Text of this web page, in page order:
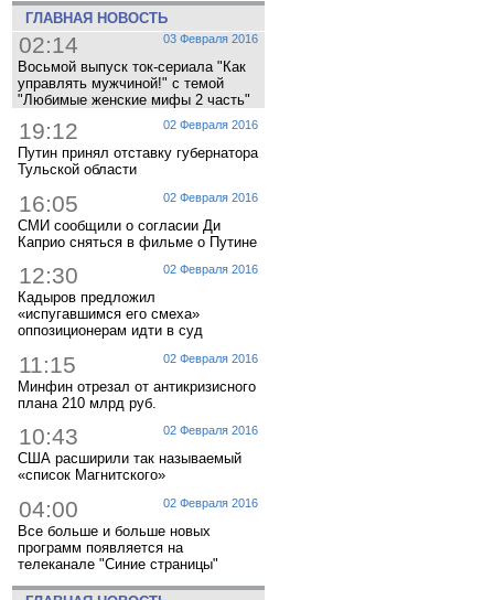
ГЛАВНАЯ НОВОСТЬ
03 Февраля 2016
02:14
Восьмой выпуск ток-сериала "Как
управлять мужчиной!" с темой
"Любимые женские мифы 2 часть"
02 Февраля 2016
19:12
Путин принял отставку губернатора
Тульской области
02 Февраля 2016
16:05
СМИ сообщили о согласии Ди
Каприо сняться в фильме о Путине
02 Февраля 2016
12:30
Кадыров предложил
«испугавшимся его смеха»
оппозиционерам идти в суд
02 Февраля 2016
11:15
Минфин отрезал от антикризисного
плана 210 млрд руб.
02 Февраля 2016
10:43
США расширили так называемый
«список Магнитского»
02 Февраля 2016
04:00
Все больше и больше новых
программ появляется на
телеканале "Синие страницы"